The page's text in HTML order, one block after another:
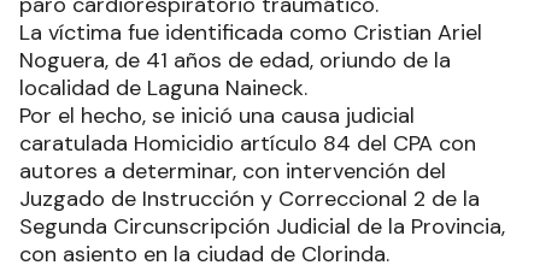
La víctima fue identificada como Cristian Ariel
Noguera, de 41 años de edad, oriundo de la
localidad de Laguna Naineck.
Por el hecho, se inició una causa judicial
caratulada Homicidio artículo 84 del CPA con
autores a determinar, con intervención del
Juzgado de Instrucción y Correccional 2 de la
Segunda Circunscripción Judicial de la Provincia,
con asiento en la ciudad de Clorinda.